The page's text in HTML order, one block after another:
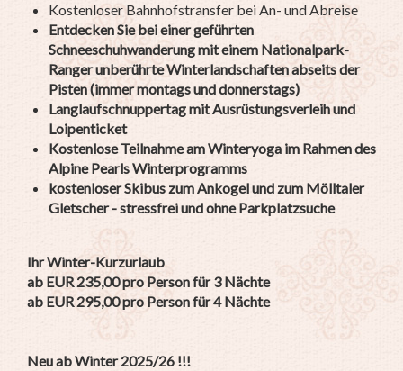
Kostenloser Bahnhofstransfer bei An- und Abreise
Entdecken Sie bei einer geführten
Schneeschuhwanderung mit einem Nationalpark-
Ranger unberührte Winterlandschaften abseits der
Pisten (immer montags und donnerstags)
Langlaufschnuppertag mit Ausrüstungsverleih und
Loipenticket
Kostenlose Teilnahme am Winteryoga im Rahmen des
Alpine Pearls Winterprogramms
kostenloser Skibus zum Ankogel und zum Mölltaler
Gletscher - stressfrei und ohne Parkplatzsuche
Ihr Winter-Kurzurlaub
ab EUR 235,00 pro Person für 3 Nächte
ab EUR 295,00 pro Person für 4 Nächte
Neu ab Winter 2025/26 !!!